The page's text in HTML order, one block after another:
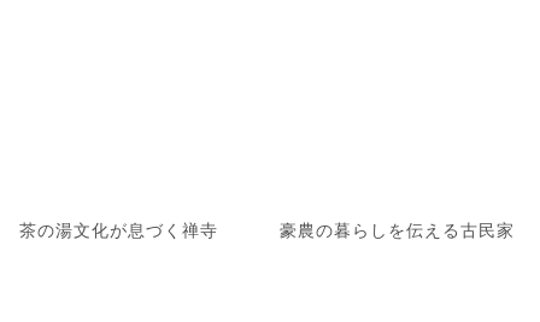
茶の湯文化が息づく禅寺 豪農の暮らしを伝える古民家